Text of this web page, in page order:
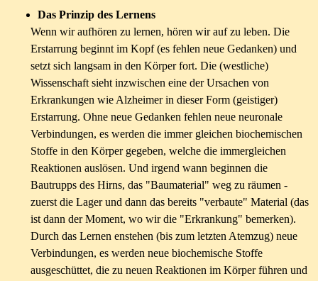
Das Prinzip des Lernens
Wenn wir aufhören zu lernen, hören wir auf zu leben. Die
Erstarrung beginnt im Kopf (es fehlen neue Gedanken) und
setzt sich langsam in den Körper fort. Die (westliche)
Wissenschaft sieht inzwischen eine der Ursachen von
Erkrankungen wie Alzheimer in dieser Form (geistiger)
Erstarrung. Ohne neue Gedanken fehlen neue neuronale
Verbindungen, es werden die immer gleichen biochemischen
Stoffe in den Körper gegeben, welche die immergleichen
Reaktionen auslösen. Und irgend wann beginnen die
Bautrupps des Hirns, das "Baumaterial" weg zu räumen -
zuerst die Lager und dann das bereits "verbaute" Material (das
ist dann der Moment, wo wir die "Erkrankung" bemerken).
Durch das Lernen enstehen (bis zum letzten Atemzug) neue
Verbindungen, es werden neue biochemische Stoffe
ausgeschüttet, die zu neuen Reaktionen im Körper führen und